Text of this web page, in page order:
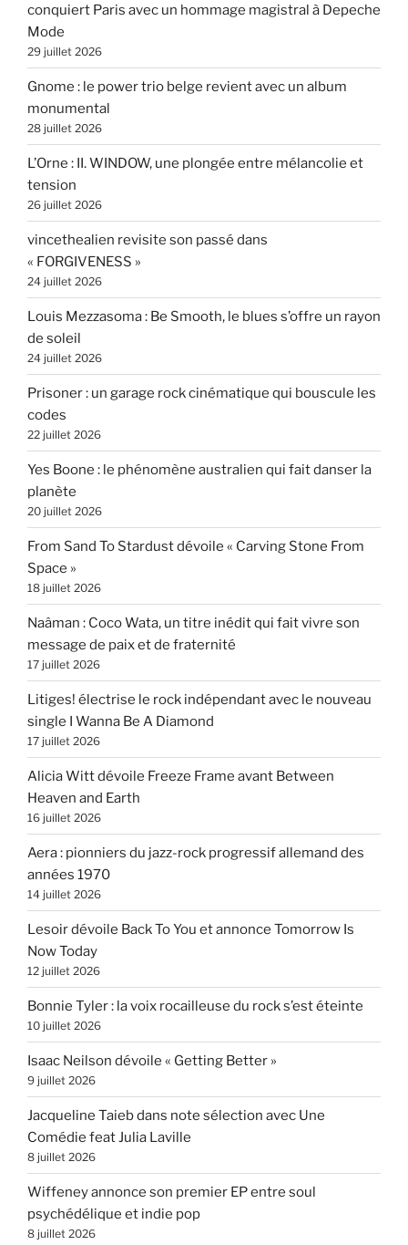
conquiert Paris avec un hommage magistral à Depeche
Mode
29 juillet 2026
Gnome : le power trio belge revient avec un album
monumental
28 juillet 2026
L’Orne : II. WINDOW, une plongée entre mélancolie et
tension
26 juillet 2026
vincethealien revisite son passé dans
« FORGIVENESS »
24 juillet 2026
Louis Mezzasoma : Be Smooth, le blues s’offre un rayon
de soleil
24 juillet 2026
Prisoner : un garage rock cinématique qui bouscule les
codes
22 juillet 2026
Yes Boone : le phénomène australien qui fait danser la
planète
20 juillet 2026
From Sand To Stardust dévoile « Carving Stone From
Space »
18 juillet 2026
Naâman : Coco Wata, un titre inédit qui fait vivre son
message de paix et de fraternité
17 juillet 2026
Litiges! électrise le rock indépendant avec le nouveau
single I Wanna Be A Diamond
17 juillet 2026
Alicia Witt dévoile Freeze Frame avant Between
Heaven and Earth
16 juillet 2026
Aera : pionniers du jazz-rock progressif allemand des
années 1970
14 juillet 2026
Lesoir dévoile Back To You et annonce Tomorrow Is
Now Today
12 juillet 2026
Bonnie Tyler : la voix rocailleuse du rock s’est éteinte
10 juillet 2026
Isaac Neilson dévoile « Getting Better »
9 juillet 2026
Jacqueline Taieb dans note sélection avec Une
Comédie feat Julia Laville
8 juillet 2026
Wiffeney annonce son premier EP entre soul
psychédélique et indie pop
8 juillet 2026